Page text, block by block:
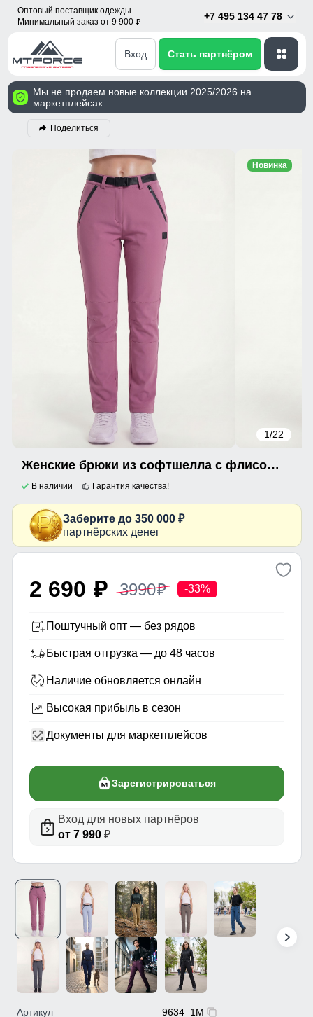
Оптовый поставщик одежды.
Минимальный заказ от 9 900 p
+7 495 134 47 78
Вход Стать партнёром
Мы не продаем новые коллекции 2025/2026 на
маркетплейсах.
Поделиться
1/22
Новинка
Женские брюки из софтшелла с флисом и регулировкой талии малинового цвета 9634_1M
В наличии Гарантия качества!
Заберите до 350 000 ₽
партнёрских денег
2 690 p 3990p -33%
Поштучный опт — без рядов
Быстрая отгрузка — до 48 часов
Наличие обновляется онлайн
Высокая прибыль в сезон
Документы для маркетплейсов
Зарегистрироваться
Вход для новых партнёров
от 7 990₽
Артикул
9634_1M